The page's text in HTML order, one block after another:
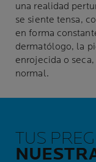
una realidad
se siente tensa,
en forma
dermatólogo, la
enrojecida o
normal.
TUS